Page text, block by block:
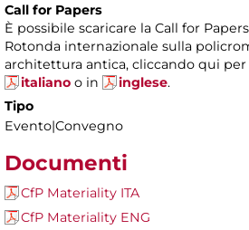
Call for Papers
È possibile scaricare la Call for
Rotonda internazionale sulla
architettura antica, cliccando qui per
italiano o in inglese.
Tipo
Evento|Convegno
Documenti
CfP Materiality ITA
CfP Materiality ENG